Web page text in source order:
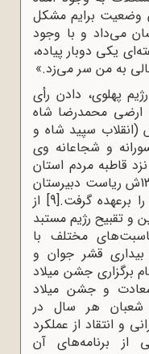
وضعیت برایم مشکل
می‌داد و با وجود
یکی دوبار پیاده،
به من سر می‌زد.»
پهلوی، دادن رأی
ارضی محمدرضا شاه
ششم بهمن ماه 1341ش (انقلاب سپید شاه و
و شجاعانه وی
قاطبه مردم استان
بوشهر گردید. ایشان که از سال 1346ش ریاست دبیرستان
برعهده گرفت.[9] از
و تقبیح رژیم مستبد
مختلف با
قشر جوان و
برگزاری جشن میلاد
و جشن میلاد
هر سال در
و انتقاد از عملکرد
برنامه‌های آن